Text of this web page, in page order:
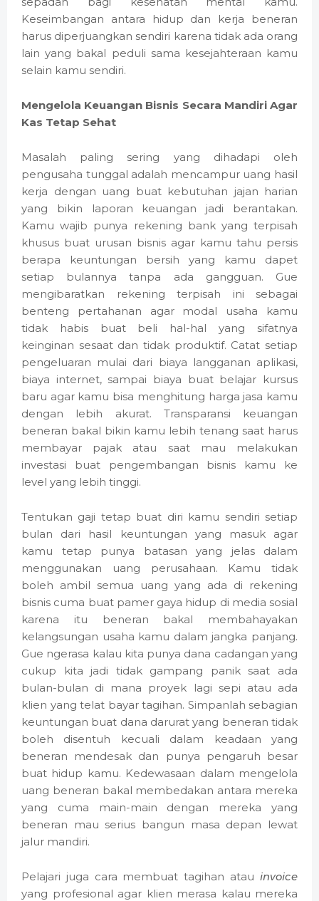
Keseimbangan antara hidup dan kerja beneran
harus diperjuangkan sendiri karena tidak ada orang
lain yang bakal peduli sama kesejahteraan kamu
selain kamu sendiri.
Mengelola Keuangan Bisnis Secara Mandiri Agar
Kas Tetap Sehat
Masalah paling sering yang dihadapi oleh
pengusaha tunggal adalah mencampur uang hasil
kerja dengan uang buat kebutuhan jajan harian
yang bikin laporan keuangan jadi berantakan.
Kamu wajib punya rekening bank yang terpisah
khusus buat urusan bisnis agar kamu tahu persis
berapa keuntungan bersih yang kamu dapet
setiap bulannya tanpa ada gangguan. Gue
mengibaratkan rekening terpisah ini sebagai
benteng pertahanan agar modal usaha kamu
tidak habis buat beli hal-hal yang sifatnya
keinginan sesaat dan tidak produktif. Catat setiap
pengeluaran mulai dari biaya langganan aplikasi,
biaya internet, sampai biaya buat belajar kursus
baru agar kamu bisa menghitung harga jasa kamu
dengan lebih akurat. Transparansi keuangan
beneran bakal bikin kamu lebih tenang saat harus
membayar pajak atau saat mau melakukan
investasi buat pengembangan bisnis kamu ke
level yang lebih tinggi.
Tentukan gaji tetap buat diri kamu sendiri setiap
bulan dari hasil keuntungan yang masuk agar
kamu tetap punya batasan yang jelas dalam
menggunakan uang perusahaan. Kamu tidak
boleh ambil semua uang yang ada di rekening
bisnis cuma buat pamer gaya hidup di media sosial
karena itu beneran bakal membahayakan
kelangsungan usaha kamu dalam jangka panjang.
Gue ngerasa kalau kita punya dana cadangan yang
cukup kita jadi tidak gampang panik saat ada
bulan-bulan di mana proyek lagi sepi atau ada
klien yang telat bayar tagihan. Simpanlah sebagian
keuntungan buat dana darurat yang beneran tidak
boleh disentuh kecuali dalam keadaan yang
beneran mendesak dan punya pengaruh besar
buat hidup kamu. Kedewasaan dalam mengelola
uang beneran bakal membedakan antara mereka
yang cuma main-main dengan mereka yang
beneran mau serius bangun masa depan lewat
jalur mandiri.
Pelajari juga cara membuat tagihan atau invoice
yang profesional agar klien merasa kalau mereka